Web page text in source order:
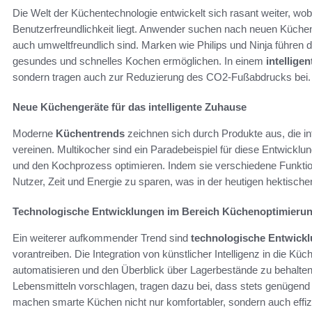
Die Welt der Küchentechnologie entwickelt sich rasant weiter,
Benutzerfreundlichkeit liegt. Anwender suchen nach neuen
auch umweltfreundlich sind. Marken wie Philips und Ninja führen
gesundes und schnelles Kochen ermöglichen. In einem
sondern tragen auch zur Reduzierung des CO2-Fußabdrucks bei.
Neue Küchengeräte für das intelligente Zuhause
Moderne Küchentrends zeichnen sich durch Produkte aus, die
vereinen. Multikocher sind ein Paradebeispiel für diese
und den Kochprozess optimieren. Indem sie verschiedene
Nutzer, Zeit und Energie zu sparen, was in der heutigen
Technologische Entwicklungen im Bereich
Ein weiterer aufkommender Trend sind technologische
vorantreiben. Die Integration von künstlicher Intelligenz in die
automatisieren und den Überblick über Lagerbestände zu
Lebensmitteln vorschlagen, tragen dazu bei, dass stets
machen smarte Küchen nicht nur komfortabler, sondern auch